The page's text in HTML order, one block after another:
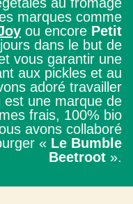
marques comme
ou encore Petit
dans le but de
vous garantir une
aux pickles et au
adoré travailler
est une marque de
frais, 100% bio
avons collaboré
« Le Bumble
Beetroot ».